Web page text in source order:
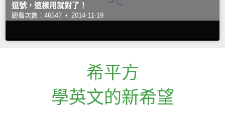
逗號，這樣用就對了！
觀看次數：46547 • 2014-11-19
希平方
學英文的新希望